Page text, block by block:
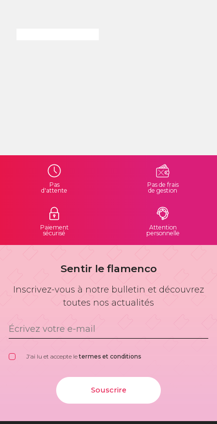
Pas
d'attente
Pas de frais
de gestion
Paiement
sécurisé
Attention
personnelle
Sentir le flamenco
Inscrivez-vous à notre bulletin et découvrez
toutes nos actualités
J'ai lu et accepte letermes et conditions
Souscrire